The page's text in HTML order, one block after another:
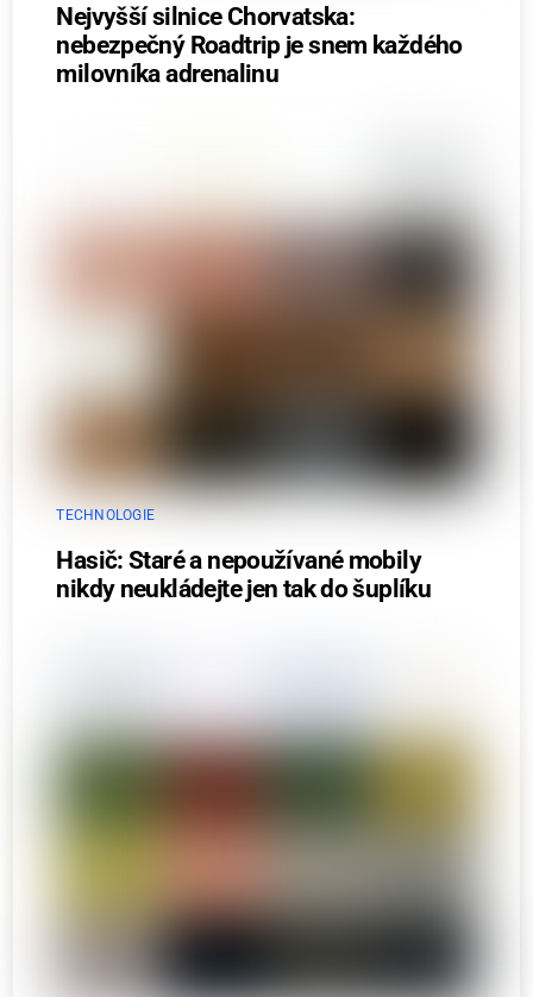
Nejvyšší silnice Chorvatska:
nebezpečný Roadtrip je snem každého
milovníka adrenalinu
TECHNOLOGIE
Hasič: Staré a nepoužívané mobily
nikdy neukládejte jen tak do šuplíku